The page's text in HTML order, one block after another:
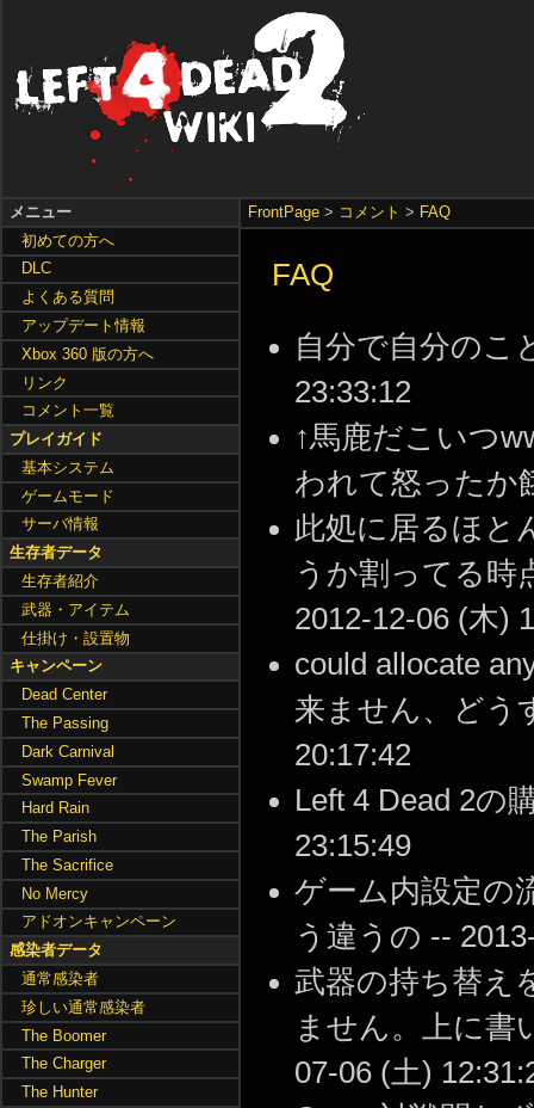
FrontPage > コメント > FAQ
FAQ
自分で自分のこ
23:33:12
↑馬鹿だこいつ
われて怒ったか
此処に居るほと
うか割ってる時
2012-12-06 (木)
could allocate
来ません、どう
20:17:42
Left 4 Dead 2の
23:15:49
ゲーム内設定の
う違うの --
武器の持ち替え
ません。上に書
07-06 (土)
メニュー
初めての方へ
DLC
よくある質問
アップデート情報
Xbox 360 版の方へ
リンク
コメント一覧
プレイガイド
基本システム
ゲームモード
サーバ情報
生存者データ
生存者紹介
武器・アイテム
仕掛け・設置物
キャンペーン
Dead Center
The Passing
Dark Carnival
Swamp Fever
Hard Rain
The Parish
The Sacrifice
No Mercy
アドオンキャンペーン
感染者データ
通常感染者
珍しい通常感染者
The Boomer
The Charger
The Hunter